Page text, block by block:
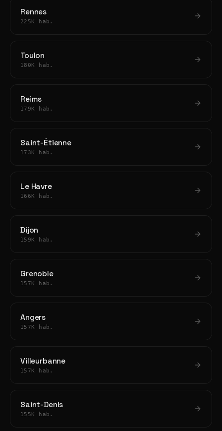
Rennes
225K hab.
Toulon
180K hab.
Reims
179K hab.
Saint-Étienne
173K hab.
Le Havre
166K hab.
Dijon
159K hab.
Grenoble
157K hab.
Angers
157K hab.
Villeurbanne
157K hab.
Saint-Denis
155K hab.